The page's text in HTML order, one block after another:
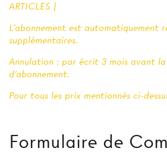
ARTICLES |
L'abonnement est automatiquement
supplémentaires.
Annulation : par écrit 3 mois avant
d'abonnement.
Pour tous les prix mentionnés ci-
Formulaire de